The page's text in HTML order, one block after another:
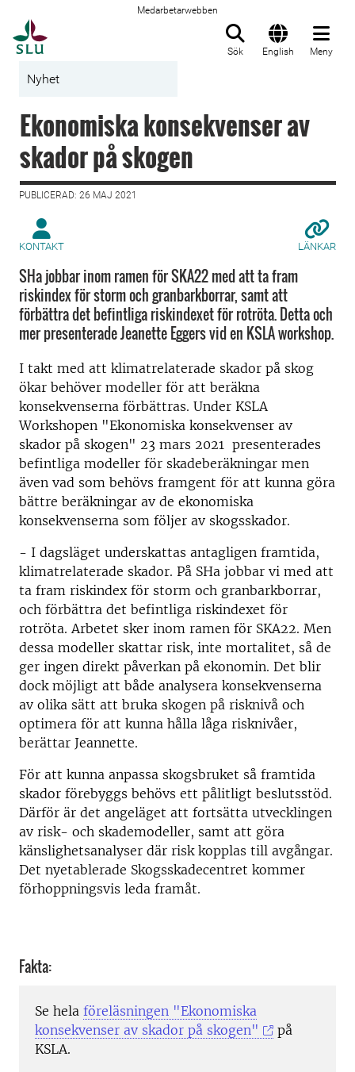
Medarbetarwebben
Sök English Meny
Nyhet
Ekonomiska konsekvenser av
skador på skogen
PUBLICERAD: 26 MAJ 2021
KONTAKT LÄNKAR
SHa jobbar inom ramen för SKA22 med att ta fram
riskindex för storm och granbarkborrar, samt att
förbättra det befintliga riskindexet för rotröta. Detta och
mer presenterade Jeanette Eggers vid en KSLA workshop.
I takt med att klimatrelaterade skador på skog
ökar behöver modeller för att beräkna
konsekvenserna förbättras. Under KSLA
Workshopen "Ekonomiska konsekvenser av
skador på skogen" 23 mars 2021 presenterades
befintliga modeller för skadeberäkningar men
även vad som behövs framgent för att kunna göra
bättre beräkningar av de ekonomiska
konsekvenserna som följer av skogsskador.
- I dagsläget underskattas antagligen framtida,
klimatrelaterade skador. På SHa jobbar vi med att
ta fram riskindex för storm och granbarkborrar,
och förbättra det befintliga riskindexet för
rotröta. Arbetet sker inom ramen för SKA22. Men
dessa modeller skattar risk, inte mortalitet, så de
ger ingen direkt påverkan på ekonomin. Det blir
dock möjligt att både analysera konsekvenserna
av olika sätt att bruka skogen på risknivå och
optimera för att kunna hålla låga risknivåer,
berättar Jeannette.
För att kunna anpassa skogsbruket så framtida
skador förebyggs behövs ett pålitligt beslutsstöd.
Därför är det angeläget att fortsätta utvecklingen
av risk- och skademodeller, samt att göra
känslighetsanalyser där risk kopplas till avgångar.
Det nyetablerade Skogsskadecentret kommer
förhoppningsvis leda framåt.
Fakta:
Se hela föreläsningen "Ekonomiska
konsekvenser av skador på skogen"
på
KSLA.